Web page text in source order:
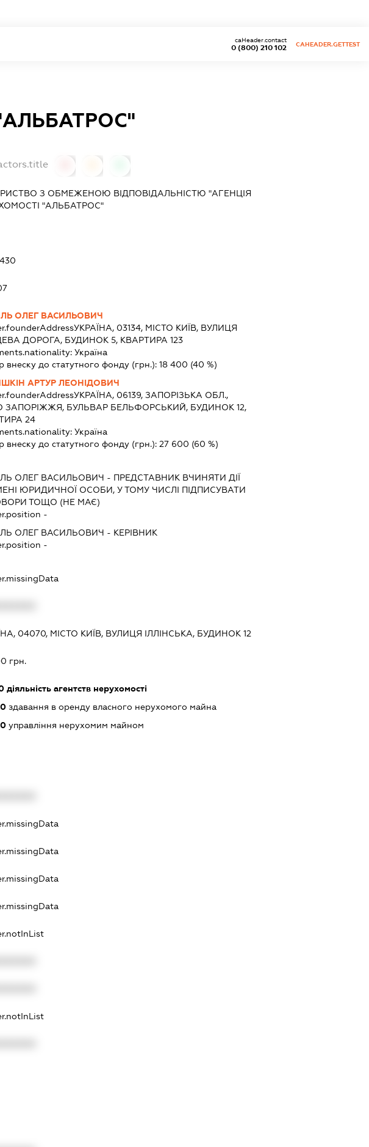
0 (800) 210 102
caHeader.contact
CAHEADER.GETTEST
З ОБМЕЖЕНОЮ ВІДПОВІДАЛЬНІСТЮ "АГЕНЦІЯ
"АЛЬБАТРОС"
ОЛЕГ ВАСИЛЬОВИЧ
УКРАЇНА, 03134, МІСТО КИЇВ, ВУЛИЦЯ
ДОРОГА, БУДИНОК 5, КВАРТИРА 123
Україна
внеску до статутного фонду (грн.): 18 400 (40 %)
АРТУР ЛЕОНІДОВИЧ
УКРАЇНА, 06139, ЗАПОРІЗЬКА ОБЛ.,
ЗАПОРІЖЖЯ, БУЛЬВАР БЕЛЬФОРСЬКИЙ, БУДИНОК 12,
24
Україна
внеску до статутного фонду (грн.): 27 600 (60 %)
ОЛЕГ ВАСИЛЬОВИЧ - ПРЕДСТАВНИК ВЧИНЯТИ ДІЇ
ЮРИДИЧНОЇ ОСОБИ, У ТОМУ ЧИСЛІ ПІДПИСУВАТИ
ТОЩО (НЕ МАЄ)
-
ОЛЕГ ВАСИЛЬОВИЧ - КЕРІВНИК
-
04070, МІСТО КИЇВ, ВУЛИЦЯ ІЛЛІНСЬКА, БУДИНОК 12
грн.
діяльність агентств нерухомості
здавання в оренду власного нерухомого майна
управління нерухомим майном